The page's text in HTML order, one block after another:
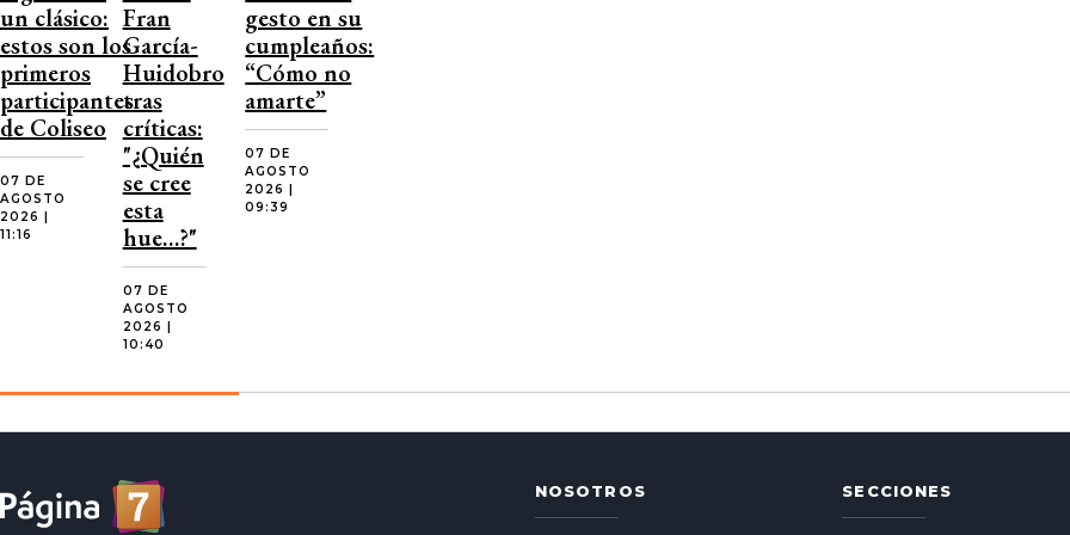
un clásico:
estos son los
primeros
participantes
de Coliseo
07 DE
AGOSTO
2026 |
11:16
Fran
García-
Huidobro
tras
críticas:
"¿Quién
se cree
esta
hue…?"
07 DE
AGOSTO
2026 |
10:40
gesto en su
cumpleaños:
“Cómo no
amarte”
07 DE
AGOSTO
2026 |
09:39
NOSOTROS SECCIONES